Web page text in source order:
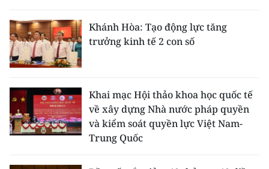
Khánh Hòa: Tạo động lực tăng
trưởng kinh tế 2 con số
Khai mạc Hội thảo khoa học quốc tế
về xây dựng Nhà nước pháp quyền
và kiểm soát quyền lực Việt Nam-
Trung Quốc